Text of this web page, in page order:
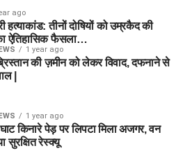
ago
हत्याकांड: तीनों दोषियों को उम्रकैद की
ऐतिहासिक फैसला…
1 year ago
की ज़मीन को लेकर विवाद, दफनाने से
|
1 year ago
घाट किनारे पेड़ पर लिपटा मिला अजगर, वन
सुरक्षित रेस्क्यू